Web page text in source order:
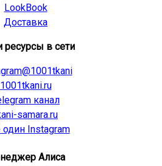
LookBook
Доставка
ресурсы в сети
1001tkani.ru
канал
samara.ru
один Instagram
Алиса